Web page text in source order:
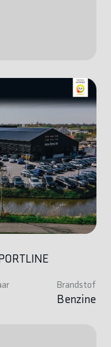
Brandstof
Benzine